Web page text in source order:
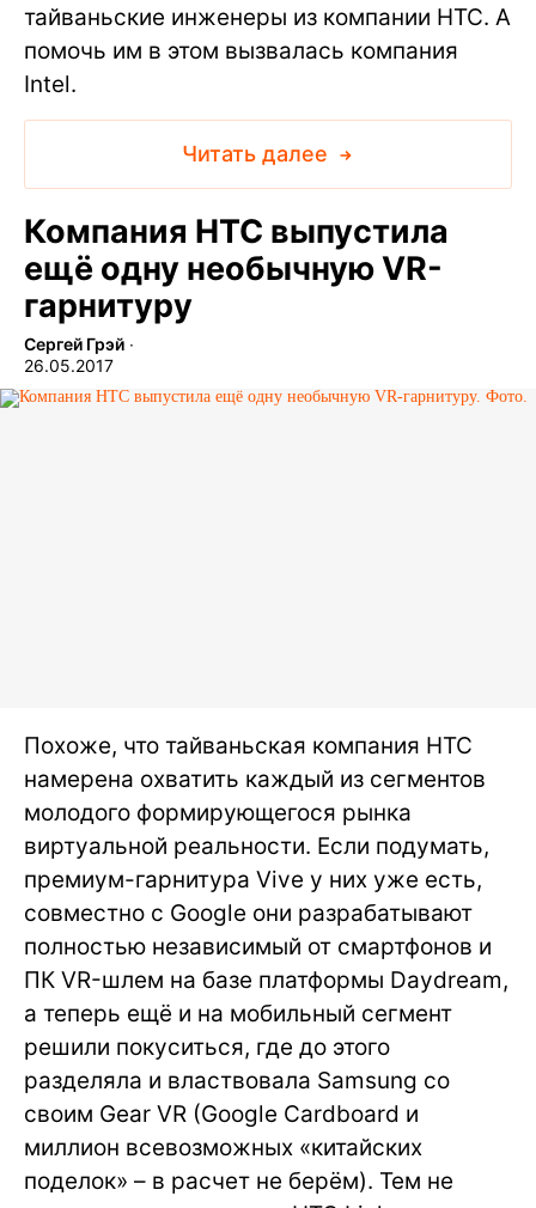
тайваньские инженеры из компании HTC. А
помочь им в этом вызвалась компания
Intel.
Читать далее
Компания HTC выпустила
ещё одну необычную VR-
гарнитуру
Сергей Грэй ∙
26.05.2017
Похоже, что тайваньская компания HTC
намерена охватить каждый из сегментов
молодого формирующегося рынка
виртуальной реальности. Если подумать,
премиум-гарнитура Vive у них уже есть,
совместно с Google они разрабатывают
полностью независимый от смартфонов и
ПК VR-шлем на базе платформы Daydream,
а теперь ещё и на мобильный сегмент
решили покуситься, где до этого
разделяла и властвовала Samsung со
своим Gear VR (Google Cardboard и
миллион всевозможных «китайских
поделок» – в расчет не берём). Тем не